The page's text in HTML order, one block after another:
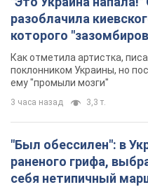
разоблачила
которого
русского не знал, а
геноцида украинцев
Как отметила артистка,
поклонником Украины, но
ему "промыли мозги"
3 часа назад 3,3 т.
"Был обессилен": в
раненого грифа,
себя нетипичный